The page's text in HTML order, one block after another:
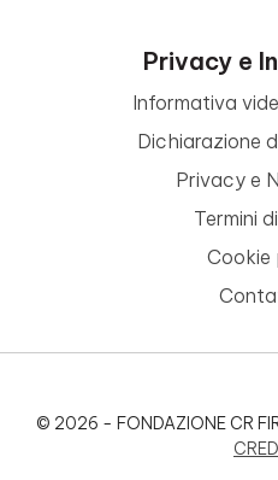
Privacy e
Informativa
Dichiarazione
Privacy e
Termini
Cookie
© 2026 - FONDAZIONE CR